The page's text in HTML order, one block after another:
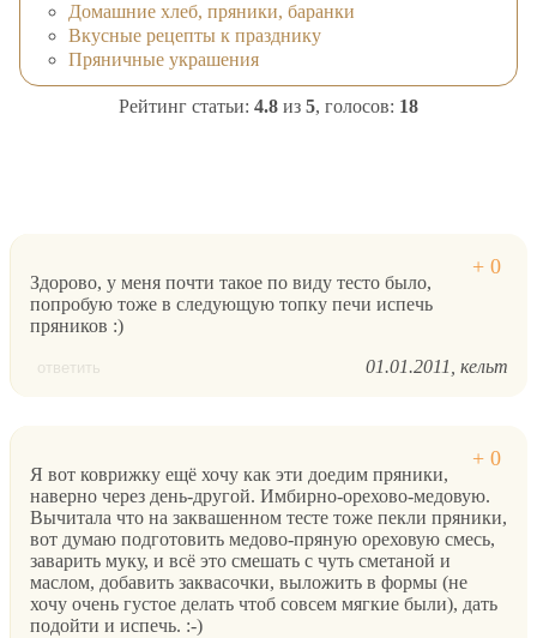
Домашние хлеб, пряники, баранки
Вкусные рецепты к празднику
Пряничные украшения
Рейтинг статьи: 4.8 из 5, голосов: 18
Здорово, у меня почти такое по виду тесто было,
попробую тоже в следующую топку печи испечь
пряников :)
ответить 01.01.2011 кельт
Я вот коврижку ещё хочу как эти доедим пряники,
наверно через день-другой. Имбирно-орехово-медовую.
Вычитала что на заквашенном тесте тоже пекли пряники,
вот думаю подготовить медово-пряную ореховую смесь,
заварить муку, и всё это смешать с чуть сметаной и
маслом, добавить заквасочки, выложить в формы (не
хочу очень густое делать чтоб совсем мягкие были), дать
подойти и испечь. :-)